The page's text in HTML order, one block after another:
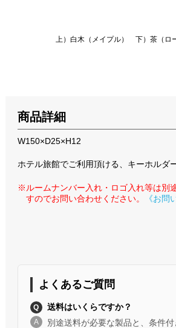
上）白木（メイプル） 下）茶（ロ
商品詳細
W150×D25×H12
ホテル旅館でご利用頂ける、キーホルダ
※ルームナンバー入れ・ロゴ入れ等は別
すのでお問い合わせください。
《お問
よくあるご質問
送料はいくらですか？
別途送料が必要な製品と、条件